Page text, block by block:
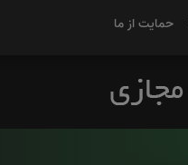
حمایت از ما